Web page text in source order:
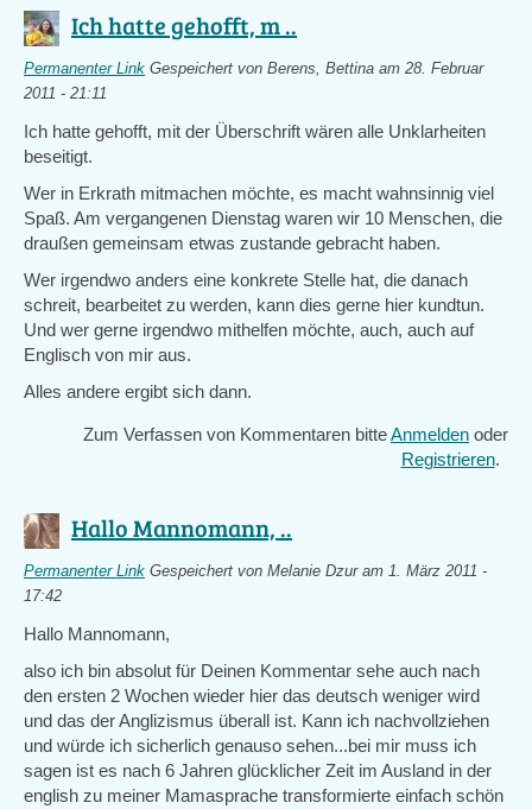
Ich hatte gehofft, m ..
Permanenter Link Gespeichert von Berens, Bettina am 28. Februar
2011 - 21:11
Ich hatte gehofft, mit der Überschrift wären alle Unklarheiten
beseitigt.
Wer in Erkrath mitmachen möchte, es macht wahnsinnig viel
Spaß. Am vergangenen Dienstag waren wir 10 Menschen, die
draußen gemeinsam etwas zustande gebracht haben.
Wer irgendwo anders eine konkrete Stelle hat, die danach
schreit, bearbeitet zu werden, kann dies gerne hier kundtun.
Und wer gerne irgendwo mithelfen möchte, auch, auch auf
Englisch von mir aus.
Alles andere ergibt sich dann.
Zum Verfassen von Kommentaren bitteAnmelden oder
Registrieren.
Hallo Mannomann, ..
Permanenter Link Gespeichert von Melanie Dzuram 1. März 2011 -
17:42
Hallo Mannomann,
also ich bin absolut für Deinen Kommentar sehe auch nach
den ersten 2 Wochen wieder hier das deutsch weniger wird
und das der Anglizismus überall ist. Kann ich nachvollziehen
und würde ich sicherlich genauso sehen...bei mir muss ich
sagen ist es nach 6 Jahren glücklicher Zeit im Ausland in der
english zu meiner Mamasprache transformierte einfach schön